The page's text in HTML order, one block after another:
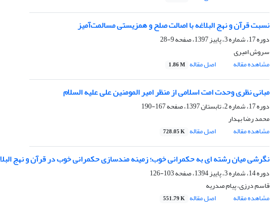
نسبت قرآن و نهج البلاغه با اصالت صلح و همزیستی مسالمت‌آمیز
دوره 17، شماره 3، پاییز 1397، صفحه
9-28
سروش امیری
مشاهده مقاله
اصل مقاله 1.86 M
مبانی نظری وحدت امت اسلامی از منظر امیر المومنین علی علیه السلام
دوره 17، شماره 2، تابستان 1397، صفحه
167-190
محمد رضا بهدار
مشاهده مقاله
اصل مقاله 728.05 K
نگرشی میان رشته ای به حکمرانی خوب؛ زمینه مندسازی حکمرانی خوب در قرآن و نهج
دوره 14، شماره 3، پاییز 1394، صفحه
103-126
قاسم درزی، پیام صدریه
مشاهده مقاله
اصل مقاله 551.79 K